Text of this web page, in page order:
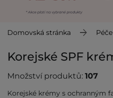
Domovská stránka
Korejské SPF
Množství produktů: 107
Korejské krémy s ochranným